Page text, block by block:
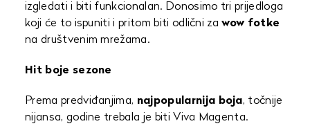
izgledati i biti funkcionalan. Donosimo tri prijedloga
koji će to ispuniti i pritom biti odlični zawow fotke
na društvenim mrežama.
Hit boje sezone
Prema predviđanjima, najpopularnija boja, točnije
nijansa, godine trebala je biti Viva Magenta.